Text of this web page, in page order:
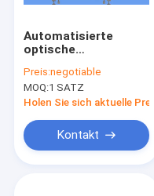
Automatisierte
optische
Maschine für
Plastikkappen-
Schließungen
Preis:negotiable
MOQ:1 SATZ
Holen Sie sich aktuelle Preis
Kontakt